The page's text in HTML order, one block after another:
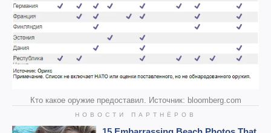
Кто какое оружие предоставил. Источник: bloomberg.com